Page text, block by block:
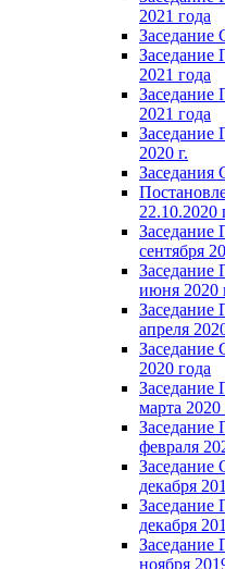
2021 года
Заседание
Заседание
2021 года
Заседание
2021 года
Заседание
2020 г.
Заседания
22.10.2020
сентября
июня 2020
апреля
2020 года
марта 2020
февраля
декабря
декабря
ноября